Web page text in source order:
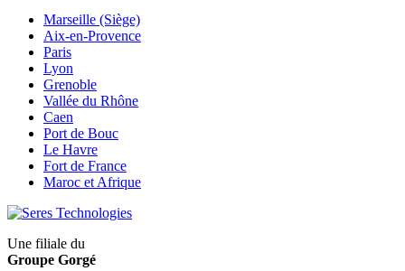
Marseille (Siège)
Aix-en-Provence
Paris
Lyon
Grenoble
Vallée du Rhône
Caen
Port de Bouc
Le Havre
Fort de France
Maroc et Afrique
Une filiale du
Groupe Gorgé